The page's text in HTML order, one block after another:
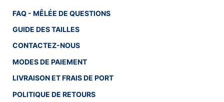
FAQ - MÊLÉE DE QUESTIONS
GUIDE DES TAILLES
CONTACTEZ-NOUS
MODES DE PAIEMENT
LIVRAISON ET FRAIS DE PORT
POLITIQUE DE RETOURS